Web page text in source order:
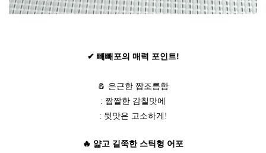
✔ 빼빼포의 매력 포인트!
🧂 은근한 짭조름함
: 짭짤한 감칠맛에
: 뒷맛은 고소하게!
🔥 얇고 길쭉한 스틱형 어포